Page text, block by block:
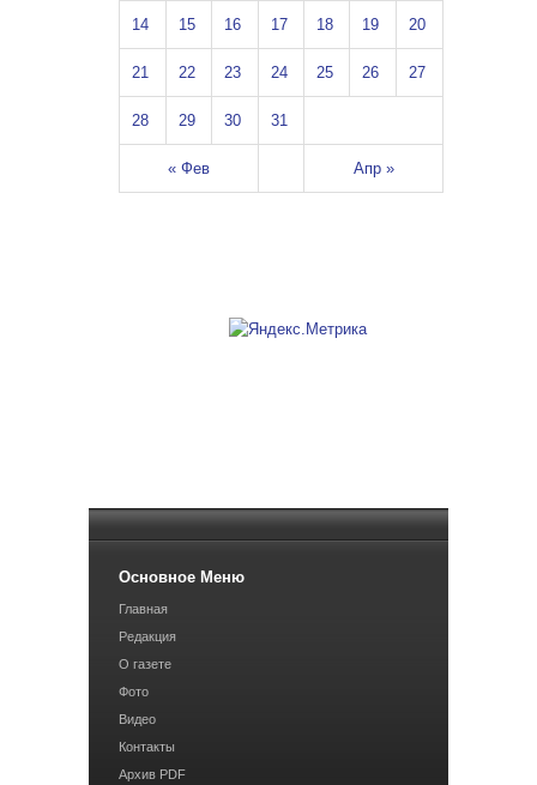
« Фев Апр »
14 15 16 17 18 19 20
21 22 23 24 25 26 27
28 29 30 31
Основное Меню
Главная
Редакция
О газете
Фото
Видео
Контакты
Архив PDF